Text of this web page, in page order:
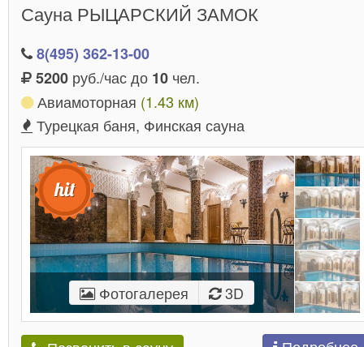
Сауна РЫЦАРСКИЙ ЗАМОК
8(495) 362-13-00
5200 руб./час до 10 чел.
Авиамоторная (1.43 км)
Турецкая баня, Финская сауна
Фотогалерея 3D